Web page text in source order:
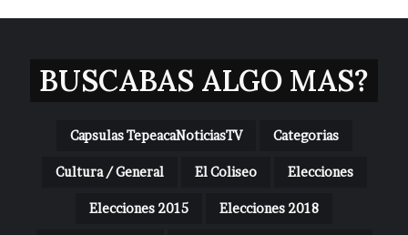
BUSCABAS ALGO MAS?
Capsulas TepeacaNoticiasTV Categorias
Cultura / General El Coliseo Elecciones
Elecciones 2015 Elecciones 2018